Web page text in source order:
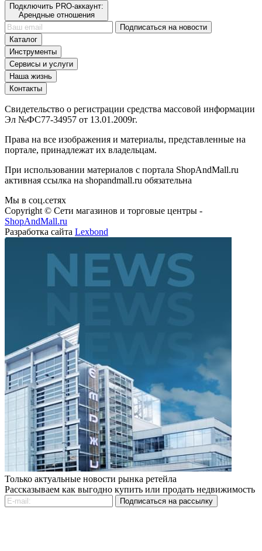
Подключить PRO-аккаунт:
Арендные отношения
Подписаться на новости
Каталог
Инструменты
Сервисы и услуги
Наша жизнь
Контакты
Свидетельство о регистрации средства массовой информации
Эл №ФС77-34957 от 13.01.2009г.
Права на все изображения и материалы, представленные на
портале, принадлежат их владельцам.
При использовании материалов с портала ShopAndMall.ru
активная ссылка на shopandmall.ru обязательна
Мы в соц.сетях
Copyright © Сети магазинов и торговые центры -
ShopAndMall.ru
Разработка сайта Lexbond
Только актуальные новости рынка ретейла
Рассказываем как выгодно купить или продать недвижимость